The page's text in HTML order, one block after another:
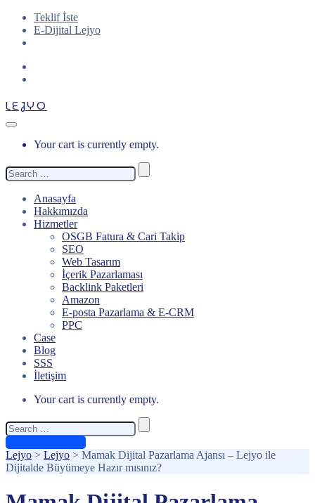
Teklif İste
E-Dijital Lejyo
LEJYO
Your cart is currently empty.
Search
for:
Anasayfa
Hakkımızda
Hizmetler
OSGB Fatura & Cari Takip
SEO
Web Tasarım
İçerik Pazarlaması
Backlink Paketleri
Amazon
E-posta Pazarlama & E-CRM
PPC
Case
Blog
SSS
İletişim
Your cart is currently empty.
Search
for:
Lejyo > Lejyo > Mamak Dijital Pazarlama Ajansı – Lejyo ile
Dijitalde Büyümeye Hazır mısınız?